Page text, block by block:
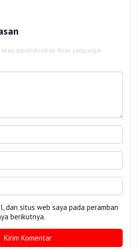
dipublikasikan. Ruas yang wajib
dan situs web saya pada peramban
berikutnya.